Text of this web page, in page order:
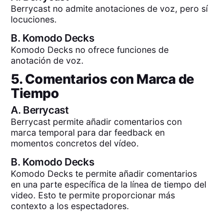
Berrycast no admite anotaciones de voz, pero sí
locuciones.
B. Komodo Decks
Komodo Decks no ofrece funciones de
anotación de voz.
5. Comentarios con Marca de
Tiempo
A. Berrycast
Berrycast permite añadir comentarios con
marca temporal para dar feedback en
momentos concretos del vídeo.
B. Komodo Decks
Komodo Decks te permite añadir comentarios
en una parte específica de la línea de tiempo del
video. Esto te permite proporcionar más
contexto a los espectadores.